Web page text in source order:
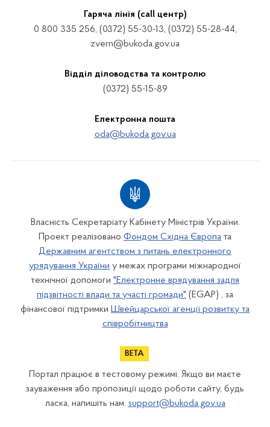
Гаряча лінія (call центр)
0 800 335 256, (0372) 55-30-13, (0372) 55-28-44,
zvern@bukoda.gov.ua
Відділ діловодства та контролю
(0372) 55-15-89
Електронна пошта
oda@bukoda.gov.ua
Власність Секретаріату Кабінету Міністрів України.
Проект реалізовано Фондом Східна Європа та
Державним агентством з питань електронного
урядування України у межах програми міжнародної
технічної допомоги "Електронне врядування задля
підзвітності влади та участі громади" (EGAP) , за
фінансової підтримки Швейцарської агенції розвитку та
співробітництва
Портал працює в тестовому режимі. Якщо ви маєте
зауваження або пропозиції щодо роботи сайту, будь
ласка, напишіть нам: support@bukoda.gov.ua